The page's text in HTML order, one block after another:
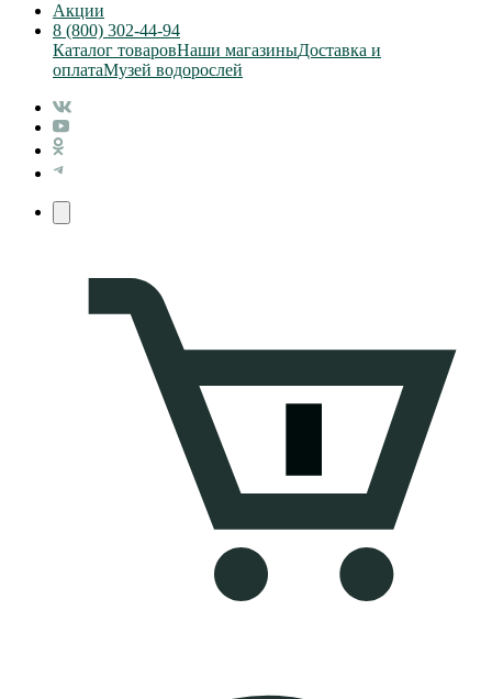
Акции
8 (800) 302-44-94
Каталог товаровНаши магазиныДоставка и
оплатаМузей водорослей